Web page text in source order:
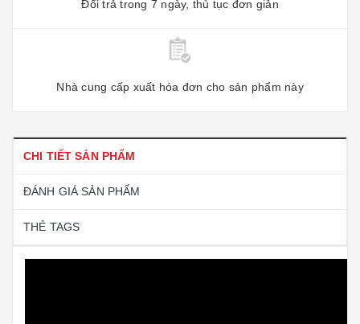
Đổi trả trong 7 ngày, thủ tục đơn giản
Nhà cung cấp xuất hóa đơn cho sản phẩm này
CHI TIẾT SẢN PHẨM
ĐÁNH GIÁ SẢN PHẨM
THẺ TAGS